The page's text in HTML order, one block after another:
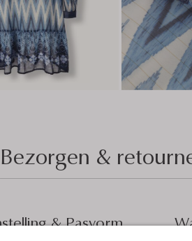
Bezorgen &
& Pasvorm